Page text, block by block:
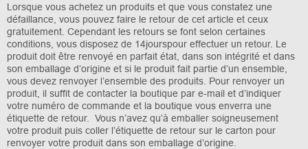
Lorsque vous achetez un produits et que vous constatez une
défaillance, vous pouvez faire le retour de cet article et ceux
gratuitement. Cependant les retours se font selon certaines
conditions, vous disposez de 14jourspour effectuer un retour. Le
produit doit être renvoyé en parfait état, dans son intégrité et dans
son emballage d’origine et si le produit fait partie d’un ensemble,
vous devez renvoyer l’ensemble des produits. Pour renvoyer un
produit, il suffit de contacter la boutique par e-mail et d’indiquer
votre numéro de commande et la boutique vous enverra une
étiquette de retour. Vous n’avez qu’à emballer soigneusement
votre produit puis coller l’étiquette de retour sur le carton pour
renvoyer votre produit dans son emballage d’origine.